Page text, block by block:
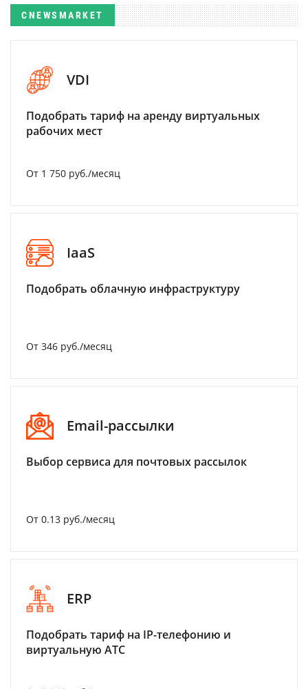
CNEWSMARKET
VDI
Подобрать тариф на аренду виртуальных
рабочих мест
От 1 750 руб./месяц
IaaS
Подобрать облачную инфраструктуру
От 346 руб./месяц
Email-рассылки
Выбор сервиса для почтовых рассылок
От 0.13 руб./месяц
ERP
Подобрать тариф на IP-телефонию и
виртуальную АТС